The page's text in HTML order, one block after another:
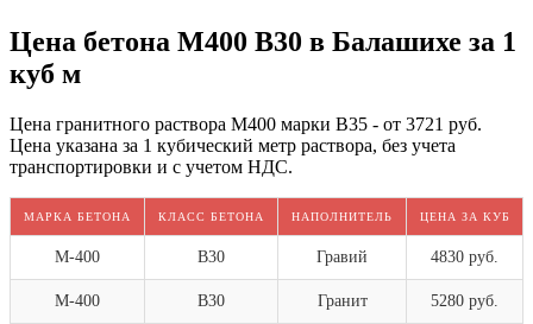
Цена бетона М400 В30 в Балашихе за 1
куб м
Цена гранитного раствора М400 марки В35 - от 3721 руб.
Цена указана за 1 кубический метр раствора, без учета
транспортировки и с учетом НДС.
МАРКА БЕТОНА КЛАСС БЕТОНА НАПОЛНИТЕЛЬ ЦЕНА ЗА КУБ
М-400 В30 Гравий 4830 руб.
М-400 В30 Гранит 5280 руб.